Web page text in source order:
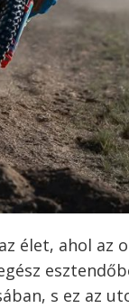
élet, ahol az
s ez az